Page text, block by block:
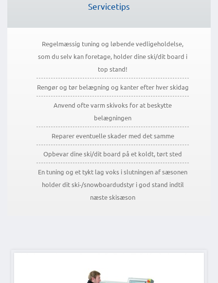
Servicetips
Regelmæssig tuning og løbende vedligeholdelse,
som du selv kan foretage, holder dine ski/dit board i
top stand!
Rengør og tør belægning og kanter efter hver skidag
Anvend ofte varm skivoks for at beskytte
belægningen
Reparer eventuelle skader med det samme
Opbevar dine ski/dit board på et koldt, tørt sted
En tuning og et tykt lag voks i slutningen af sæsonen
holder dit ski-/snowboardudstyr i god stand indtil
næste skisæson